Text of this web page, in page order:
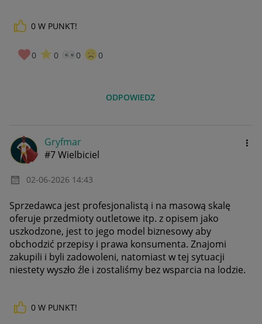
0 W PUNKT!
0 0 0 0
ODPOWIEDZ
Gryfmar
#7 Wielbiciel
‎02-06-2026 14:43
Sprzedawca jest profesjonalistą i na masową skalę
oferuje przedmioty outletowe itp. z opisem jako
uszkodzone, jest to jego model biznesowy aby
obchodzić przepisy i prawa konsumenta. Znajomi
zakupili i byli zadowoleni, natomiast w tej sytuacji
niestety wyszło źle i zostaliśmy bez wsparcia na lodzie.
0 W PUNKT!